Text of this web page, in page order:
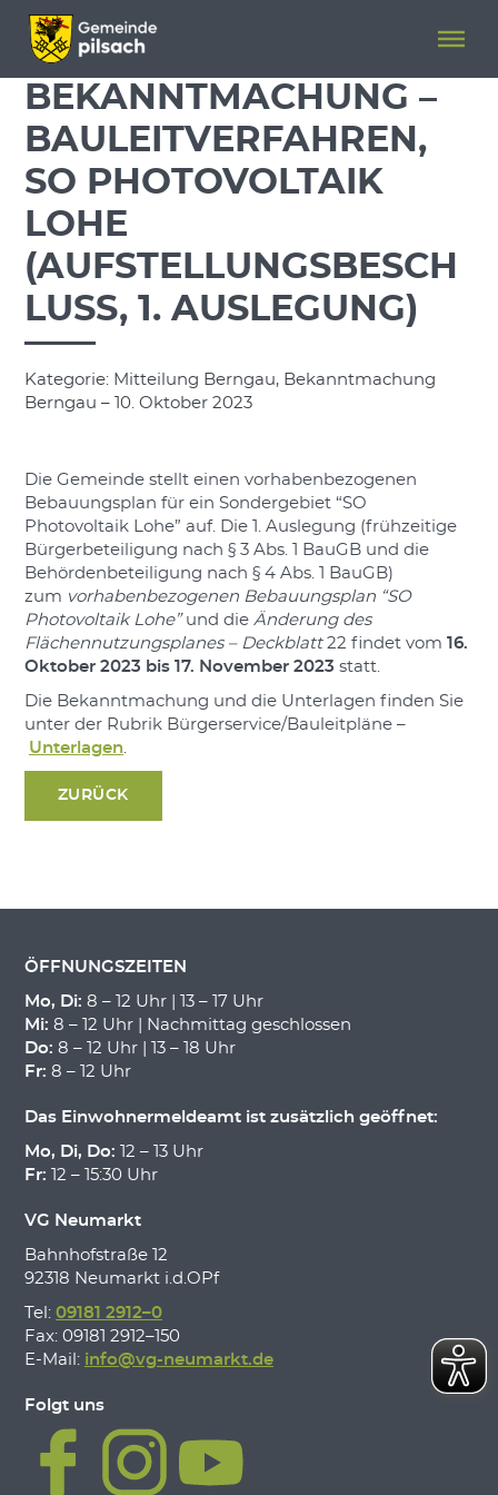
Menü überspringen
Menü überspringen
BEKANNTMACHUNG –
BAULEITVERFAHREN,
SO PHOTOVOLTAIK
LOHE
(AUFSTELLUNGSBESCH
LUSS, 1. AUSLEGUNG)
Kategorie: Mitteilung Berngau, Bekanntmachung
Berngau – 10. Oktober 2023
Die Gemeinde stellt einen vorhabenbezogenen
Bebauungsplan für ein Sondergebiet “SO
Photovoltaik Lohe” auf. Die 1. Auslegung (frühzeitige
Bürgerbeteiligung nach § 3 Abs. 1 BauGB und die
Behördenbeteiligung nach § 4 Abs. 1 BauGB)
zum vorhabenbezogenen Bebauungsplan “SO
Photovoltaik Lohe”und die Änderung des
Flächennutzungsplanes – Deckblatt 22 findet vom 16.
Oktober 2023 bis 17. November 2023 statt.
Die Bekanntmachung und die Unterlagen finden Sie
unter der Rubrik Bürgerservice/Bauleitpläne –
Unterlagen.
ZURÜCK
ÖFFNUNGSZEITEN
Mo, Di: 8 – 12 Uhr | 13 – 17 Uhr
Mi: 8 – 12 Uhr | Nachmittag geschlossen
Do: 8 – 12 Uhr | 13 – 18 Uhr
Fr: 8 – 12 Uhr
Das Einwohnermeldeamt ist zusätzlich geöffnet:
Mo, Di, Do: 12 – 13 Uhr
Fr: 12 – 15:30 Uhr
VG Neumarkt
Bahnhofstraße 12
92318 Neumarkt i.d.OPf
Tel: 09181 2912–0
Fax: 09181 2912–150
E-Mail: info@vg-neumarkt.de
Folgt uns